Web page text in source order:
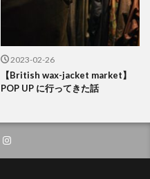
2023-02-26
【British wax-jacket market】
POP UP に行ってきた話